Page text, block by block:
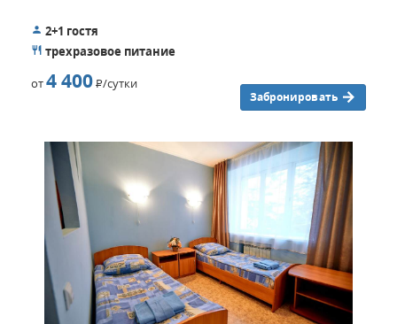
2+1 гостя
трехразовое питание
от4 400Р/сутки
Забронировать